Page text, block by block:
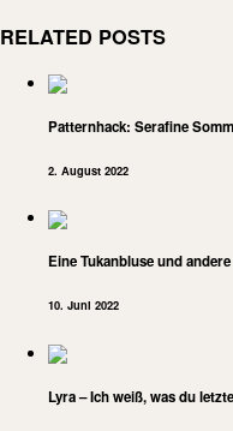
RELATED POSTS
Patternhack: Serafine
2. August 2022
Eine Tukanbluse und
10. Juni 2022
Lyra – Ich weiß, was du